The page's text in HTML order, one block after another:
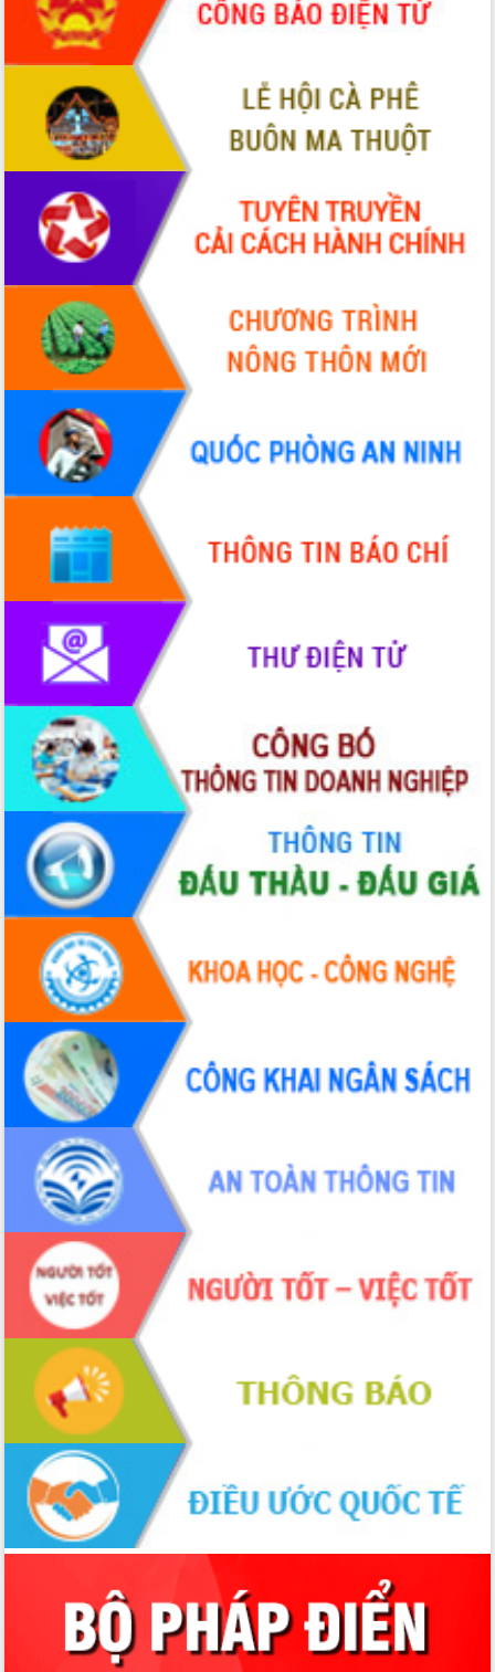
Tập huấn nâng cao năng lực triển khai
chuyển đổi số cho cán bộ, công chức
cấp xã
Đắk Lắk phát động hưởng ứng Ngày
Quyền của người tiêu dùng Việt Nam
2026
Đẩy mạnh cải cách hành chính, quyết
tâm đạt được mục tiêu tăng trưởng
hai con số trong năm 2026
Tổ chức trang trọng Lễ hội Đền thờ
Lương Văn Chánh năm 2026
Phó Bí thư Tỉnh ủy Đắk Lắk Đỗ Hữu
Huy giữ chức Bí thư Đảng ủy Ủy Ban
Nhân dân tỉnh
Bệnh án điện tử thúc đẩy chuyển đổi
số y tế tại Đắk Lắk
Chuyển đổi số thư viện: Mở rộng
không gian tri thức trong thời đại số
Đánh giá, rút kinh nghiệm công tác tổ
chức diễn tập trước ngày bầu cử
Chương trình “Gặp gỡ hữu nghị –
Friendship Meeting New Year 2026”
Bầu cử Quốc hội và HĐND: Cử tri Đắk
Lắk gửi gắm niềm tin, kỳ vọng vào lá
Đắk Lắk sẵn sàng các điều kiện cho
Ngày hội bầu cử đại biểu Quốc hội
khóa XVI và HĐND các cấp nhiệm kỳ
2026-2031
Đảm bảo cuộc bầu cử đại biểu Quốc
hội và đại biểu HĐND các cấp diễn ra
an toàn, hiệu quả, đúng quy định
Thủ tướng Chính phủ Phạm Minh Chính
kiểm tra, chỉ đạo hoàn thành các dự
án cao tốc và thăm khu tái định cư tại
Đắk Lắk
Sôi nổi Hội đua ngựa truyền thống Gò
Thì Thùng mừng Xuân Bính Ngọ 2026
Lãnh đạo tỉnh dâng hương tưởng niệm
tại Đập Đồng Cam đầu Xuân Bính Ngọ
Ngành nông nghiệp phấn đấu tăng
trưởng đạt 5,86% trong năm 2026
UBND tỉnh Đắk Lắk triển khai công tác
quốc phòng, quân sự địa phương năm
2026
Đắk Lắk tập trung toàn lực khắc phục
tồn tại IUU, sẵn sàng làm việc với
Đoàn thanh tra EC
Chủ tịch UBND tỉnh Tạ Anh Tuấn thăm,
chúc mừng các bệnh viện nhân Ngày
Thầy thuốc Việt Nam
Rộn ràng lễ hội truyền thống Sông
nước Đà Nông lần thứ I năm 2026
Kỳ họp Chuyên đề lần thứ Năm, HĐND
tỉnh Đắk Lắk thông qua các nghị quyết
quan trọng
Thống nhất danh sách giới thiệu ứng
cử đại biểu Quốc hội khoá XVI và đại
biểu HĐND tỉnh Đắk Lắk, nhiệm kỳ
2026-2031
Phát động hai phong trào thi đua quan
trọng trong kỷ nguyên mới
Hội nghị lần thứ tư Ban Chỉ đạo công
tác bầu cử tỉnh Đắk Lắk
Hội nghị Báo cáo viên Trung ương
Phó Thủ tướng Hồ Quốc Dũng đánh giá
cao kết quả Chiến dịch Quang Trung
tại Đắk Lắk